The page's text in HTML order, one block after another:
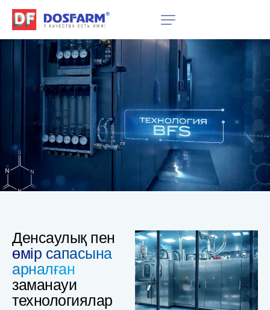
Денсаулық пен
өмір сапасына
арналған
заманауи
технологиялар